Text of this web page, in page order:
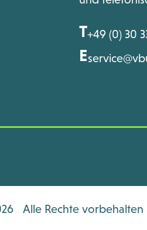
T+49 (0) 30
E
Alle Rechte vorbehalten